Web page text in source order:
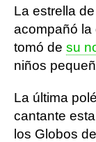
La estrella
acompañó la
tomó de su
niños
La última
cantante
los Globos